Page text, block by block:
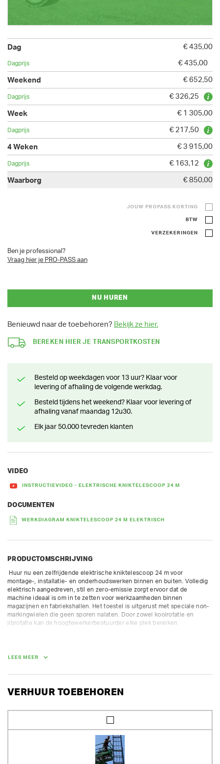
€ 435,00
€ 435,00
€ 652,50
€ 326,25
€ 1 305,00
€ 217,50
€ 3 915,00
€ 163,12
€ 850,00
JOUW PROPASS KORTING
BTW
VERZEKERINGEN
Ben je professional?
Vraag hier je PRO-PASS aan
NU HUREN
Benieuwd naar de toebehoren? Bekijk ze hier.
BEREKEN HIER JE TRANSPORTKOSTEN
Besteld op weekdagen voor 13 uur? Klaar voor
levering of afhaling de volgende werkdag.
Besteld tijdens het weekend? Klaar voor levering of
afhaling vanaf maandag 12u30.
Elk jaar 50.000 tevreden klanten
VIDEO
INSTRUCTIEVIDEO - ELEKTRISCHE KNIKTELESCOOP 24 M
DOCUMENTEN
WERKDIAGRAM KNIKTELESCOOP 24 M ELEKTRISCH
PRODUCTOMSCHRIJVING
montage-, installatie- en onderhoudswerken binnen en buiten. Volledig
elektrisch aangedreven, stil en zero-emissie zorgt ervoor dat de
machine ideaal is om in te zetten voor werkzaamheden binnen
magazijnen en fabriekshallen. Het toestel is uitgerust met speciale non-
markingwielen die geen sporen nalaten. Door zowel kooirotatie en
jibrotatie kan de hoogtewerkerbestuurder elke plek bereiken.
Rijplaten huren is aangeraden bij losse of drassige ondergrond.
Aandrijving Elektrisch (batterij)
max. platformhoogte 21.6 m
LEES MEER
VERHUUR TOEBEHOREN